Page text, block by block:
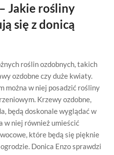
Jakie rośliny
się z donicą
roślin ozdobnych, takich
ozdobne czy duże kwiaty.
można w niej posadzić rośliny
Krzewy ozdobne,
będą doskonale wyglądać w
w niej również umieścić
które będą się pięknie
Donica Enzo sprawdzi